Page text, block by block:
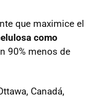
que maximice el
como
90% menos de
Canadá,